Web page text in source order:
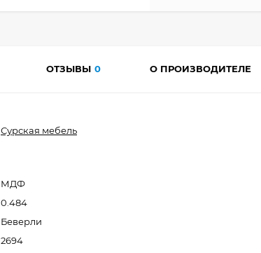
ОТЗЫВЫ 0 О ПРОИЗВОДИТЕЛЕ
Сурская мебель
МДФ
0.484
Беверли
2694